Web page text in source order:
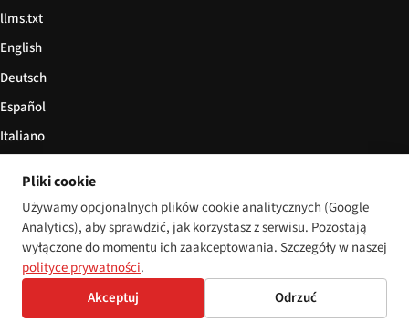
llms.txt
English
Deutsch
Español
Italiano
© 2026 Disability World. Wszelkie prawa zastrzeżone. Cookie settings
DeutschEspañol 简体中文PolskiFrançais
Pliki cookie
Używamy opcjonalnych plików cookie analitycznych (Google
Analytics), aby sprawdzić, jak korzystasz z serwisu. Pozostają
wyłączone do momentu ich zaakceptowania. Szczegóły w naszej
polityce prywatności.
Akceptuj
Odrzuć